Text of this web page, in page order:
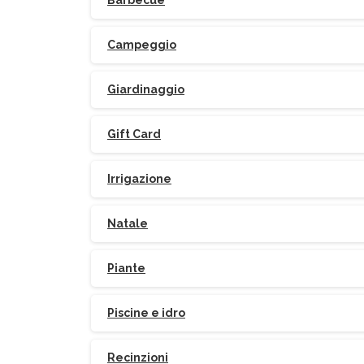
Campeggio
Giardinaggio
Gift Card
Irrigazione
Natale
Piante
Piscine e idro
Recinzioni